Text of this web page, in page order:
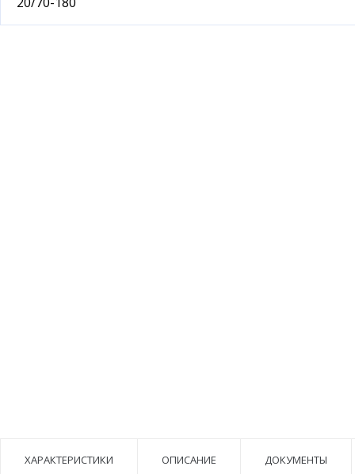
ХАРАКТЕРИСТИКИ ОПИСАНИЕ ДОКУМЕНТЫ